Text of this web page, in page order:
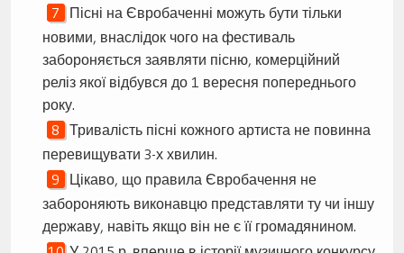
Пісні на Євробаченні можуть бути тільки
новими, внаслідок чого на фестиваль
забороняється заявляти пісню, комерційний
реліз якої відбувся до 1 вересня попереднього
року.
Тривалість пісні кожного артиста не повинна
перевищувати 3-х хвилин.
Цікаво, що правила Євробачення не
забороняють виконавцю представляти ту чи іншу
державу, навіть якщо він не є її громадянином.